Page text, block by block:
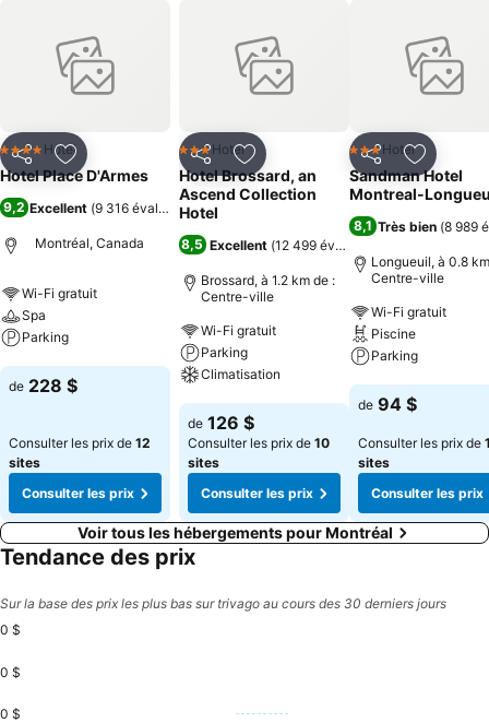
PartagerAjouter à mes favoris
4 ÉtoilesHotel
Hotel Place D'Armes
9,2 Excellent (9 316 évaluations)
Montréal, Canada
Wi-Fi gratuit
Spa
Parking
Consulter les prix
de 228 $
Consulter les prix de 12
sites
Consulter les prix
PartagerAjouter à mes favoris
3 ÉtoilesHotel
Hotel Brossard, an
Ascend Collection
Hotel
8,5 Excellent (12 499 évaluations
Brossard, à 1.2 km de :
Centre-ville
Wi-Fi gratuit
Parking
Climatisation
Consulter les prix
de 126 $
Consulter les prix de 10
sites
Consulter les prix
PartagerAjouter
3 ÉtoilesHotel
Sandman Hotel
Montreal-
8,1 Très bien (8 989
Longueuil, à 0.8
Centre-ville
Wi-Fi gratuit
Piscine
Parking
Consulter les
de 94 $
Consulter les prix de
sites
Consulter les prix
Voir tous les hébergements pour Montréal
Tendance des prix
Sur la base des prix les plus bas sur trivago au cours des 30 derniers jours
0 $
0 $
0 $